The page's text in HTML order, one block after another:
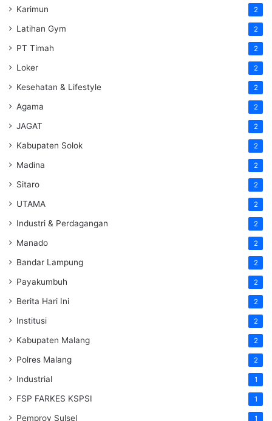
Karimun 2
Latihan Gym 2
PT Timah 2
Loker 2
Kesehatan & Lifestyle 2
Agama 2
JAGAT 2
Kabupaten Solok 2
Madina 2
Sitaro 2
UTAMA 2
Industri & Perdagangan 2
Manado 2
Bandar Lampung 2
Payakumbuh 2
Berita Hari Ini 2
Institusi 2
Kabupaten Malang 2
Polres Malang 2
Industrial 1
FSP FARKES KSPSI 1
Pemprov Sulsel 1